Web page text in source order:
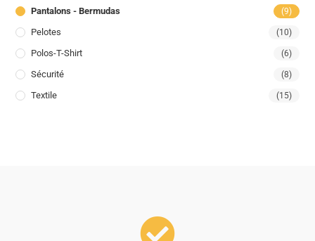
Pantalons - Bermudas (9)
Pelotes (10)
Polos-T-Shirt (6)
Sécurité (8)
Textile (15)